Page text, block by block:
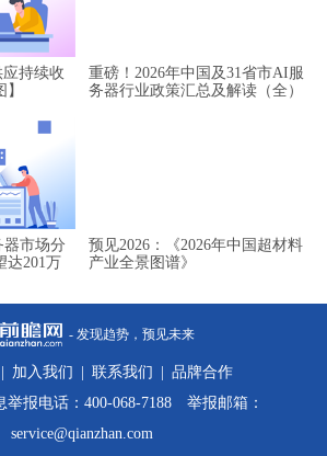
持续收
重磅！2026年中国及31省市AI服
务器行业政策汇总及解读（全）
器市场分
达201万
预见2026：《2026年中国超材料
产业全景图谱》
- 发现趋势，预见未来
| 加入我们 | 联系我们 | 品牌合作
举报电话：400-068-7188 举报邮箱：
service@qianzhan.com